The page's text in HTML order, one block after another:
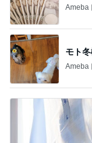
Ameba
モト
Ameba